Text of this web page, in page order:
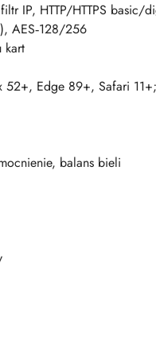
IP, HTTP/HTTPS basic/
AES‑128/256
kart
Edge 89+, Safari
balans bieli